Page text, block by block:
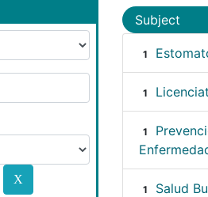
Subject
1
1
1
1 Salud